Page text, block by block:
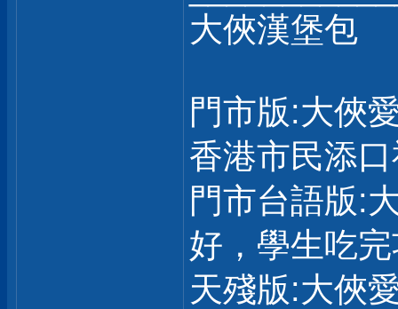
大俠漢堡包
門市版:大俠
香港市民添
門市台語版:
好，學生吃
天殘版:大俠